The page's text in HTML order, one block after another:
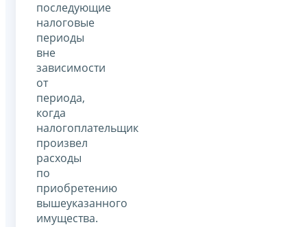
последующие
налоговые
периоды
вне
зависимости
от
периода,
когда
налогоплательщик
произвел
расходы
по
приобретению
вышеуказанного
имущества.